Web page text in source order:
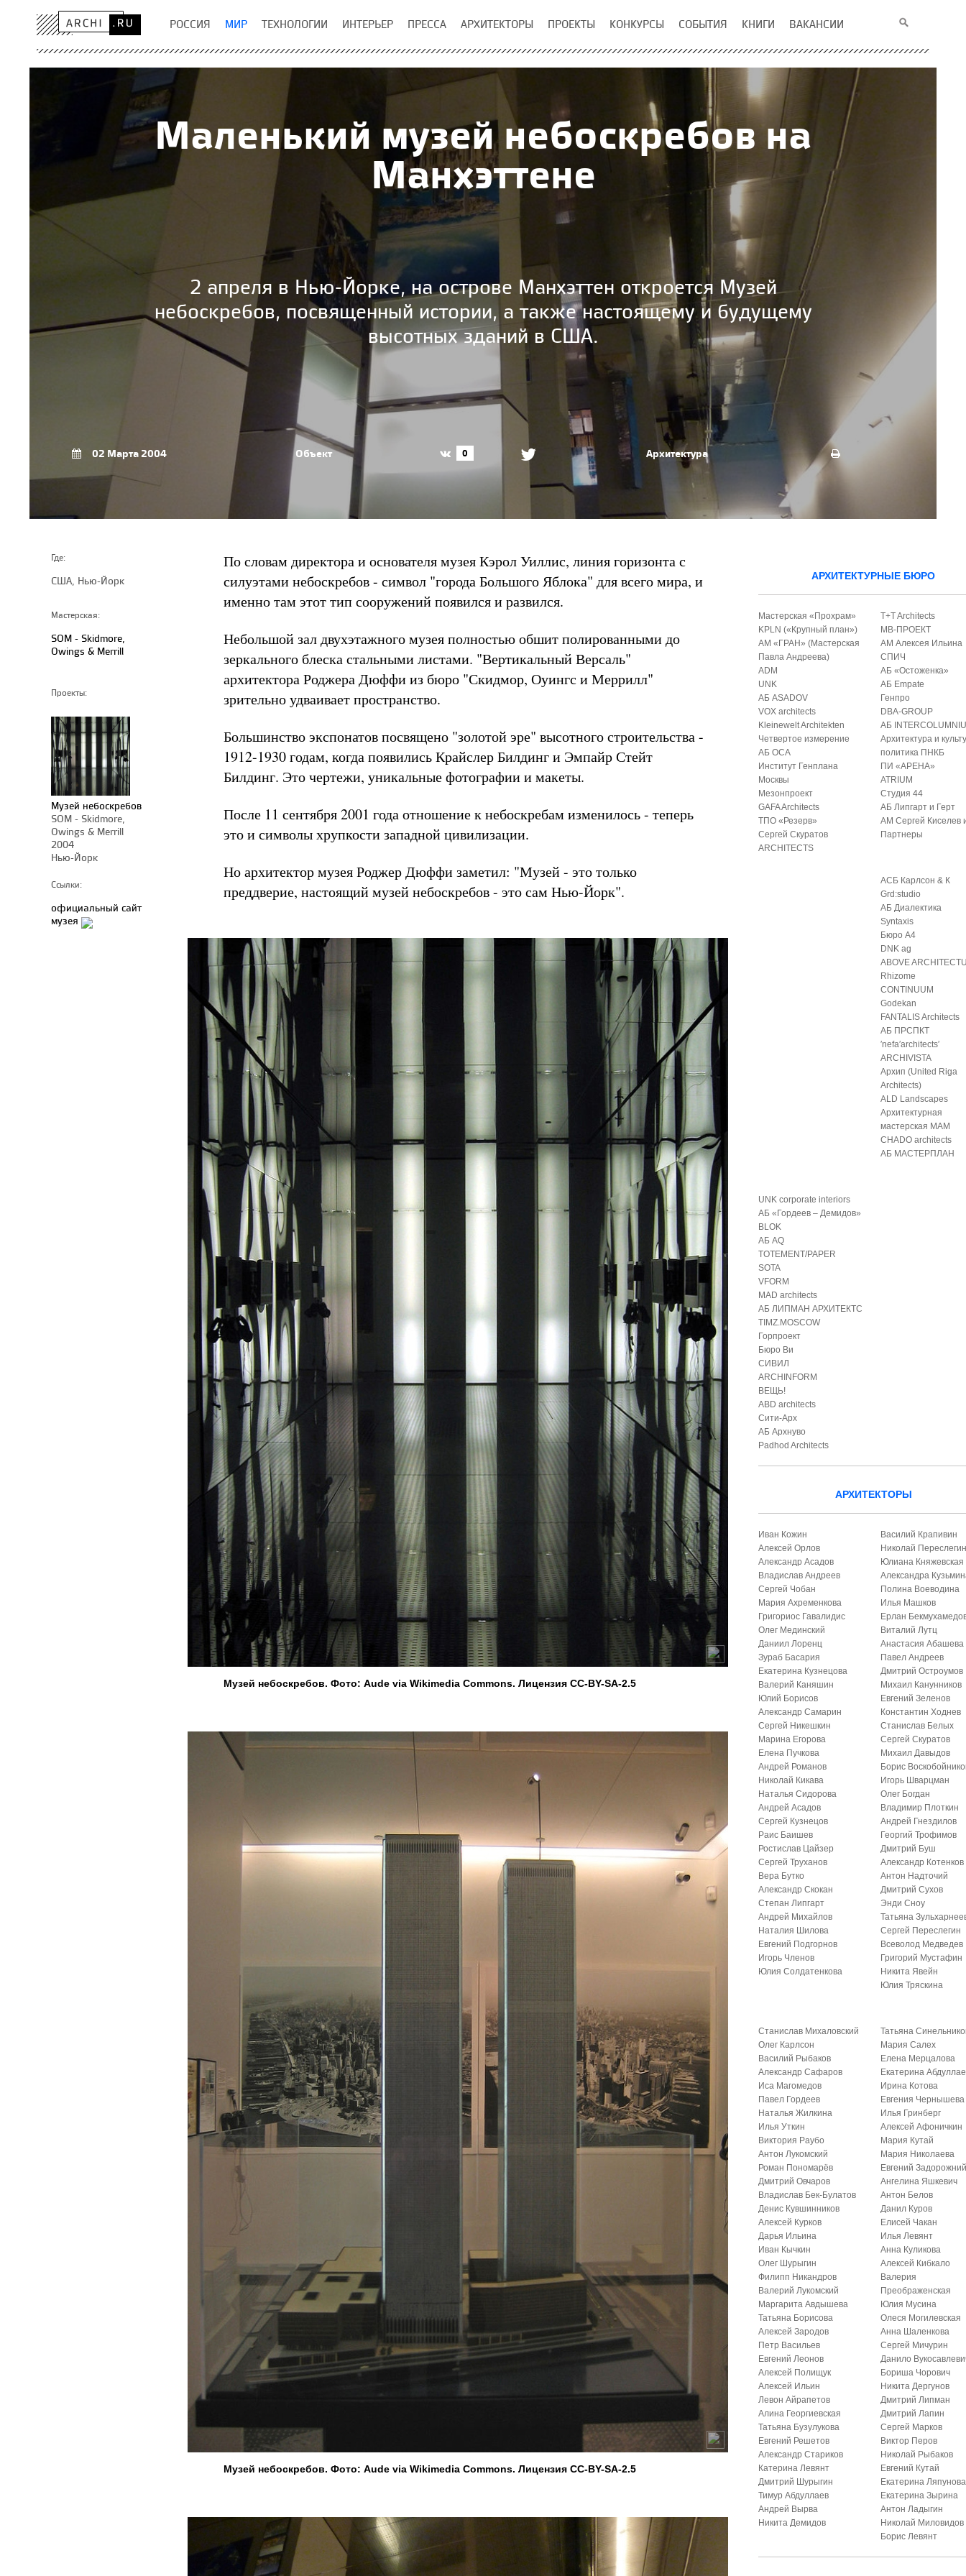
РОССИЯ МИР ТЕХНОЛОГИИ ИНТЕРЬЕР ПРЕССА АРХИТЕКТОРЫ ПРОЕКТЫ КОНКУРСЫ СОБЫТИЯ КНИГИ ВАКАНСИИ
Маленький музей небоскребов на
Манхэттене
2 апреля в Нью-Йорке, на острове Манхэттен откроется Музей
небоскребов, посвященный истории, а также настоящему и будущему
высотных зданий в США.
02 Марта 2004 Объект 0 Архитектура
Где:
США, Нью-Йорк
Мастерская:
SOM - Skidmore,
Owings & Merrill
Проекты:
Музей небоскребов
SOM - Skidmore,
Owings & Merrill
2004
Нью-Йорк
Ссылки:
официальный сайт
музея
По словам директора и основателя музея Кэрол Уиллис, линия горизонта с
силуэтами небоскребов - символ "города Большого Яблока" для всего мира, и
именно там этот тип сооружений появился и развился.
Небольшой зал двухэтажного музея полностью обшит полированными до
зеркального блеска стальными листами. "Вертикальный Версаль"
архитектора Роджера Дюффи из бюро "Скидмор, Оуингс и Меррилл"
зрительно удваивает пространство.
Большинство экспонатов посвящено "золотой эре" высотного строительства -
1912-1930 годам, когда появились Крайслер Билдинг и Эмпайр Стейт
Билдинг. Это чертежи, уникальные фотографии и макеты.
После 11 сентября 2001 года отношение к небоскребам изменилось - теперь
это и символы хрупкости западной цивилизации.
Но архитектор музея Роджер Дюффи заметил: "Музей - это только
преддверие, настоящий музей небоскребов - это сам Нью-Йорк".
Музей небоскребов. Фото: Aude via Wikimedia Commons. Лицензия CC-BY-SA-2.5
Музей небоскребов. Фото: Aude via Wikimedia Commons. Лицензия CC-BY-SA-2.5
АРХИТЕКТУРНЫЕ БЮРО
Мастерская «Прохрам»
KPLN («Крупный план»)
АМ «ГРАН» (Мастерская
Павла Андреева)
ADM
UNK
АБ ASADOV
VOX architects
Kleinewelt Architekten
Четвертое измерение
АБ ОСА
Институт Генплана
Москвы
Мезонпроект
GAFA Architects
ТПО «Резерв»
Сергей Скуратов
ARCHITECTS
T+T Architects
МВ-ПРОЕКТ
АМ Алексея Ильина
СПИЧ
АБ «Остоженка»
АБ Empate
Генпро
DBA-GROUP
АБ
Архитектура и
политика ПНКБ
ПИ «АРЕНА»
ATRIUM
Студия 44
АБ Липгарт и Герт
АМ Сергей Киселев
Партнеры
АСБ Карлсон & К
Grd:studio
АБ Диалектика
Syntaxis
Бюро А4
DNK ag
ABOVE
Rhizome
CONTINUUM
Godekan
FANTALIS Architects
АБ ПРСПКТ
′nefa′architects′
ARCHIVISTA
Архип (United Riga
Architects)
ALD Landscapes
Архитектурная
мастерская МАМ
CHADO architects
АБ МАСТЕРПЛАН
UNK corporate interiors
АБ «Гордеев – Демидов»
BLOK
АБ AQ
TOTEMENT/PAPER
SOTA
VFORM
MAD architects
АБ ЛИПМАН АРХИТЕКТС
TIMZ.MOSCOW
Горпроект
Бюро Ви
СИВИЛ
ARCHINFORM
ВЕЩЬ!
ABD architects
Сити-Арх
АБ Архнуво
Padhod Architects
АРХИТЕКТОРЫ
Иван Кожин
Алексей Орлов
Александр Асадов
Владислав Андреев
Сергей Чобан
Мария Ахременкова
Григориос Гавалидис
Олег Мединский
Даниил Лоренц
Зураб Басария
Екатерина Кузнецова
Валерий Каняшин
Юлий Борисов
Александр Самарин
Сергей Никешкин
Марина Егорова
Елена Пучкова
Андрей Романов
Николай Кикава
Наталья Сидорова
Андрей Асадов
Сергей Кузнецов
Раис Баишев
Ростислав Цайзер
Сергей Труханов
Вера Бутко
Александр Скокан
Степан Липгарт
Андрей Михайлов
Наталия Шилова
Евгений Подгорнов
Игорь Членов
Юлия Солдатенкова
Василий Крапивин
Николай
Юлиана Княжевская
Александра
Полина Воеводина
Илья Машков
Ерлан
Виталий Лутц
Анастасия Абашева
Павел Андреев
Дмитрий Остроумов
Михаил Канунников
Евгений Зеленов
Константин Ходнев
Станислав Белых
Сергей Скуратов
Михаил Давыдов
Борис
Игорь Шварцман
Олег Богдан
Владимир Плоткин
Андрей Гнездилов
Георгий Трофимов
Дмитрий Буш
Александр Котенков
Антон Надточий
Дмитрий Сухов
Энди Сноу
Татьяна
Сергей Переслегин
Всеволод Медведев
Григорий Мустафин
Никита Явейн
Юлия Тряскина
Станислав Михаловский
Олег Карлсон
Василий Рыбаков
Александр Сафаров
Иса Магомедов
Павел Гордеев
Наталья Жилкина
Илья Уткин
Виктория Раубо
Антон Лукомский
Роман Пономарёв
Дмитрий Овчаров
Владислав Бек-Булатов
Денис Кувшинников
Алексей Курков
Дарья Ильина
Иван Кычкин
Олег Шурыгин
Филипп Никандров
Валерий Лукомский
Маргарита Авдышева
Татьяна Борисова
Алексей Зародов
Петр Васильев
Евгений Леонов
Алексей Полищук
Алексей Ильин
Левон Айрапетов
Алина Георгиевская
Татьяна Бузулукова
Евгений Решетов
Александр Стариков
Катерина Левянт
Дмитрий Шурыгин
Тимур Абдуллаев
Андрей Вырва
Никита Демидов
Татьяна
Мария Салех
Елена Мерцалова
Екатерина
Ирина Котова
Евгения Чернышева
Илья Гринберг
Алексей Афоничкин
Мария Кутай
Мария Николаева
Евгений
Ангелина Яшкевич
Антон Белов
Данил Куров
Елисей Чакан
Илья Левянт
Анна Куликова
Алексей Кибкало
Валерия
Преображенская
Юлия Мусина
Олеся Могилевская
Анна Шаленкова
Сергей Мичурин
Данило
Бориша Чорович
Никита Дергунов
Дмитрий Липман
Дмитрий Лапин
Сергей Марков
Виктор Перов
Николай Рыбаков
Евгений Кутай
Екатерина Ляпунова
Екатерина Зырина
Антон Ладыгин
Николай Миловидов
Борис Левянт